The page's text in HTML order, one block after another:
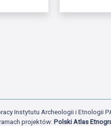
strony
do ostatniej strony
Instytutu Archeologii i Etnologii
projektów:Polski Atlas